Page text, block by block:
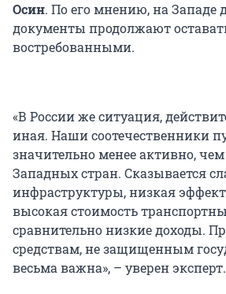
Осин. По его мнению, на Западе
документы продолжают
востребованными.
«В России же ситуация,
иная. Наши соотечественники
значительно менее активно,
Западных стран. Сказывается
инфраструктуры, низкая
высокая стоимость
сравнительно низкие доходы.
средствам, не защищенным
весьма важна», – уверен эксперт.